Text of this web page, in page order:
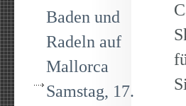
Baden und
Radeln auf
Mallorca
Samstag, 17.